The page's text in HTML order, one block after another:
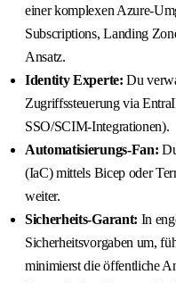
einer komplexen Azure-
Subscriptions, Landing
Ansatz.
Identity Experte: Du
Zugriffssteuerung via
SSO/SCIM-Integrationen).
Automatisierungs-Fan:
(IaC) mittels Bicep oder
weiter.
Sicherheits-Garant: In
Sicherheitsvorgaben um,
minimierst die öffentliche